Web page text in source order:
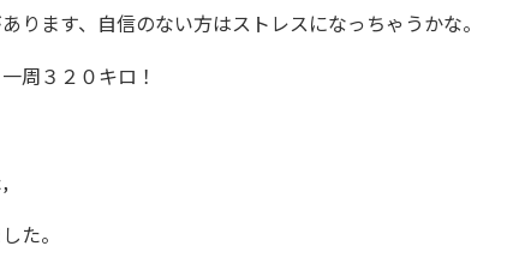
ります、自信のない方はストレスになっちゃうかな。
３２０キロ！
た。